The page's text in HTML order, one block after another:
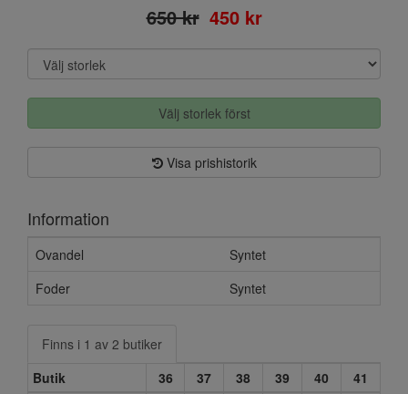
650 kr 450 kr
Välj storlek först
Visa prishistorik
Information
Ovandel
Syntet
Foder
Syntet
Finns i 1 av 2 butiker
Butik
36 37 38 39 40
41